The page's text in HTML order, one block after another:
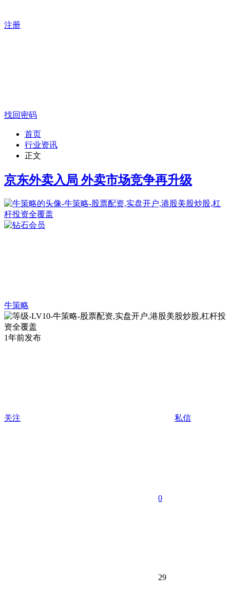
注册
找回密码
首页
行业资讯
正文
京东外卖入局 外卖市场竞争再升级
牛策略
1年前发布
关注 私信
0
29